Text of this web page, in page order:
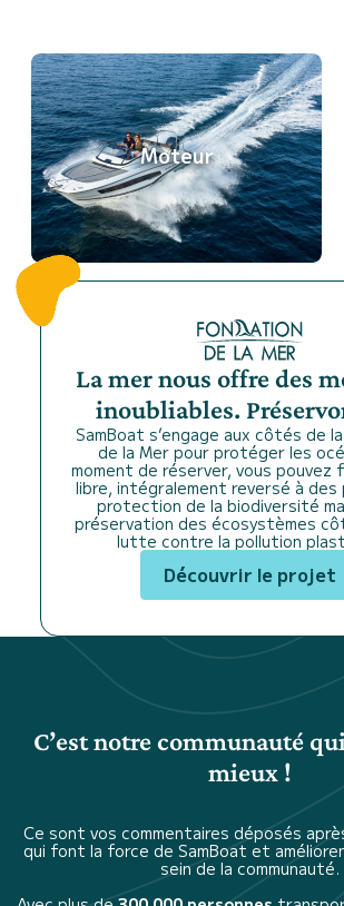
Moteur
La mer nous offre des
inoubliables.
SamBoat s’engage aux côtés de
de la Mer pour protéger les
moment de réserver, vous pouvez
libre, intégralement reversé à
protection de la biodiversité
préservation des écosystèmes
lutte contre la pollution
Découvrir le projet
C’est notre communauté
mieux !
Ce sont vos commentaires déposés
qui font la force de SamBoat et
sein de la communauté.